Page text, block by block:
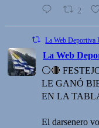
2
La Web Deportiva
La Web
⚪️🔴
LE GANÓ
EN LA
El darsenero